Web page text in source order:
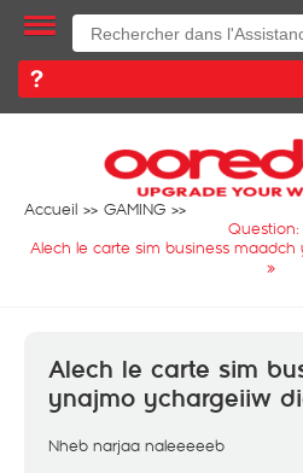
Accueil
GAMING
Question:
Alech le carte sim business
»
Alech le carte sim
ynajmo ychargeiiw
Nheb narjaa naleeeeeb